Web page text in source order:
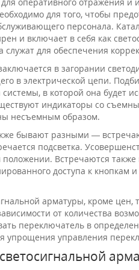
для того, чтобы
персонала.
и включает в себя как
служат для обеспечения
в загорании
в электрической цепи.
системы, в которой она
индикаторы со
несъемным образом.
бывают разными —
подсветка.
Встречаются
доступа к кнопкам
арматуры, кроме
от количества
переключатель в
упрощения управления